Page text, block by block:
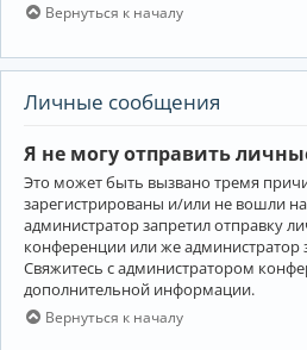
Вернуться к началу
Личные сообщения
Я не могу отправить
Это может быть вызвано тремя
зарегистрированы и/или не вошли
администратор запретил отправку
конференции или же администратор
Свяжитесь с администратором
дополнительной информации.
Вернуться к началу